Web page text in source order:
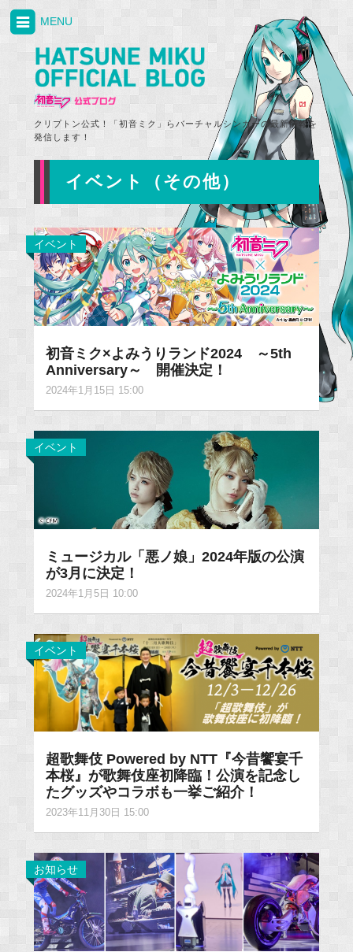
クリプトン公式！「初音ミク」らバーチャルシンガーの最新情報を
発信します！
MENU
イベント（その他）
イベント
初音ミク×よみうりランド2024 ～5th
Anniversary～ 開催決定！
2024年1月15日 15:00
イベント
ミュージカル「悪ノ娘」2024年版の公演
が3月に決定！
2024年1月5日 10:00
イベント
超歌舞伎 Powered by NTT『今昔饗宴千
本桜』が歌舞伎座初降臨！公演を記念し
たグッズやコラボも一挙ご紹介！
2023年11月30日 15:00
お知らせ